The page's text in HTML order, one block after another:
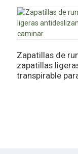
Zapatillas de
zapatillas
transpirable